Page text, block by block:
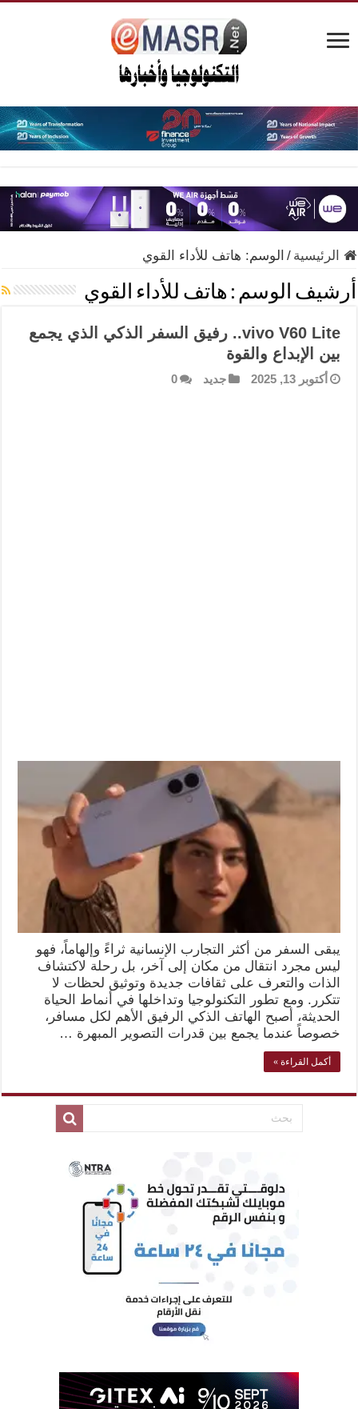
الرئيسية / الوسم: هاتف للأداء القوي
أرشيف الوسم : هاتف للأداء القوي
vivo V60 Lite.. رفيق السفر الذكي الذي يجمع
بين الإبداع والقوة
أكتوبر 13, 2025 جديد 0
يبقى السفر من أكثر التجارب الإنسانية ثراءً وإلهاماً، فهو
ليس مجرد انتقال من مكان إلى آخر، بل رحلة لاكتشاف
الذات والتعرف على ثقافات جديدة وتوثيق لحظات لا
تتكرر. ومع تطور التكنولوجيا وتداخلها في أنماط الحياة
الحديثة، أصبح الهاتف الذكي الرفيق الأهم لكل مسافر،
خصوصاً عندما يجمع بين قدرات التصوير المبهرة …
أكمل القراءة »